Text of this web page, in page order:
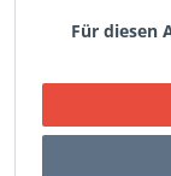
Für diesen